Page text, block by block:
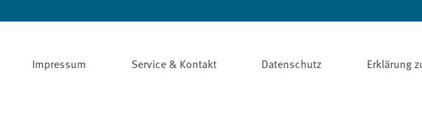
Impressum Service & Kontakt Datenschutz Erklärung